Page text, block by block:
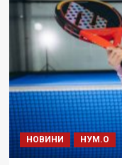
НОВИНИ НУМ.О